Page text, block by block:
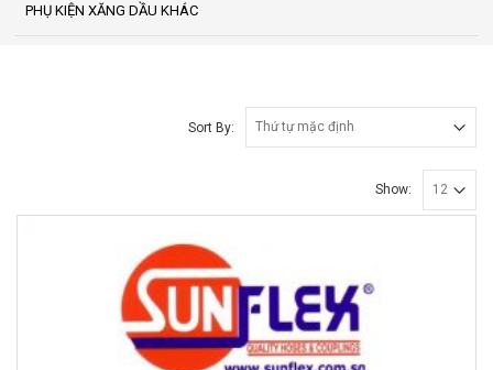
PHỤ KIỆN XĂNG DẦU KHÁC
Sort By:
Show: